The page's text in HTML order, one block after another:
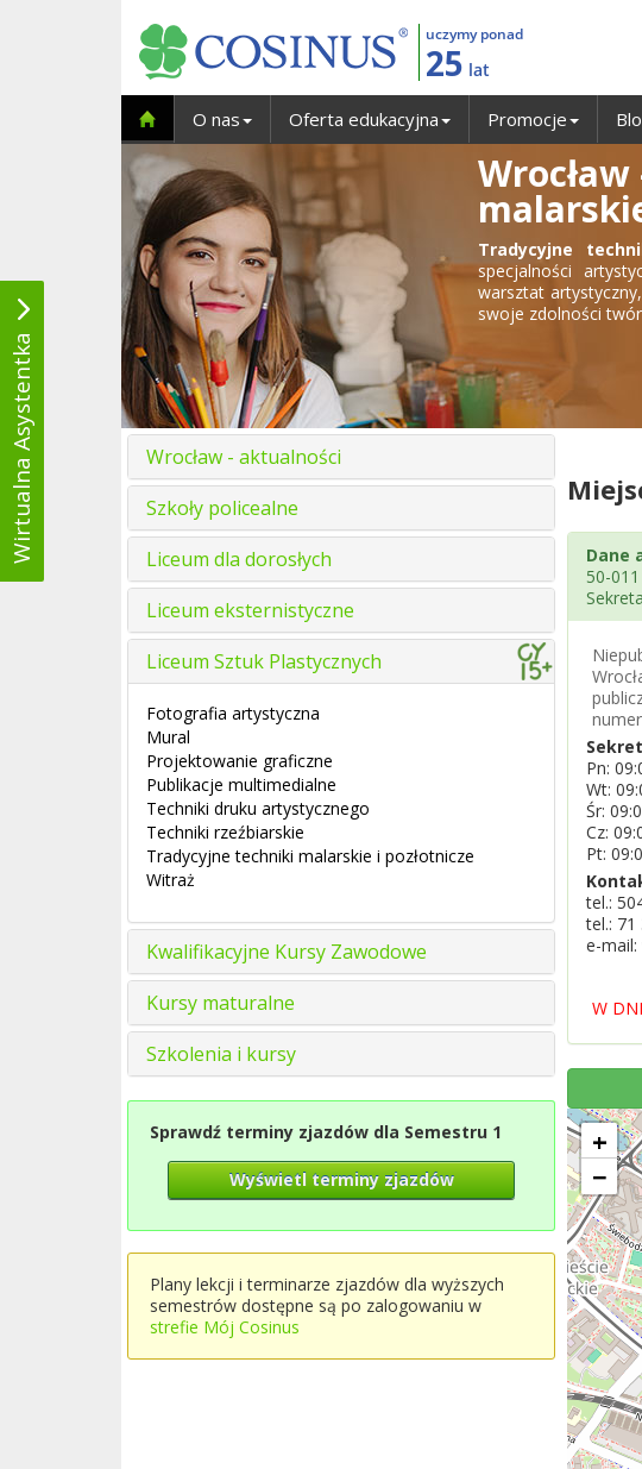
uczymy ponad
25 lat
O nas Oferta edukacyjna Promocje
Tradycyjne
specjalności
warsztat
swoje zdolności
Wrocław - aktualności
Szkoły policealne
Liceum dla dorosłych
Liceum eksternistyczne
Liceum Sztuk Plastycznych
Fotografia artystyczna
Mural
Projektowanie graficzne
Publikacje multimedialne
Techniki druku artystycznego
Techniki rzeźbiarskie
Tradycyjne techniki malarskie i pozłotnicze
Witraż
Kwalifikacyjne Kursy Zawodowe
Kursy maturalne
Szkolenia i kursy
Sprawdź terminy zjazdów dla Semestru 1
Wyświetl terminy zjazdów
Plany lekcji i terminarze zjazdów dla wyższych
semestrów dostępne są po zalogowaniu w
strefie Mój Cosinus
Dane
50-
Pn:
Wt:
Śr:
Cz:
Pt:
tel.:
tel.: 71
e-mail:
W
+
−
Wirtualna Asystentka